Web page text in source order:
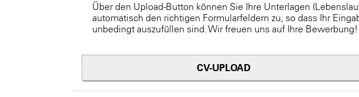
Über den Upload-Button können Sie Ihre Unterlagen
automatisch den richtigen Formularfeldern zu, so dass Ihr
unbedingt auszufüllen sind. Wir freuen uns auf Ihre Bewerbung!
CV-UPLOAD